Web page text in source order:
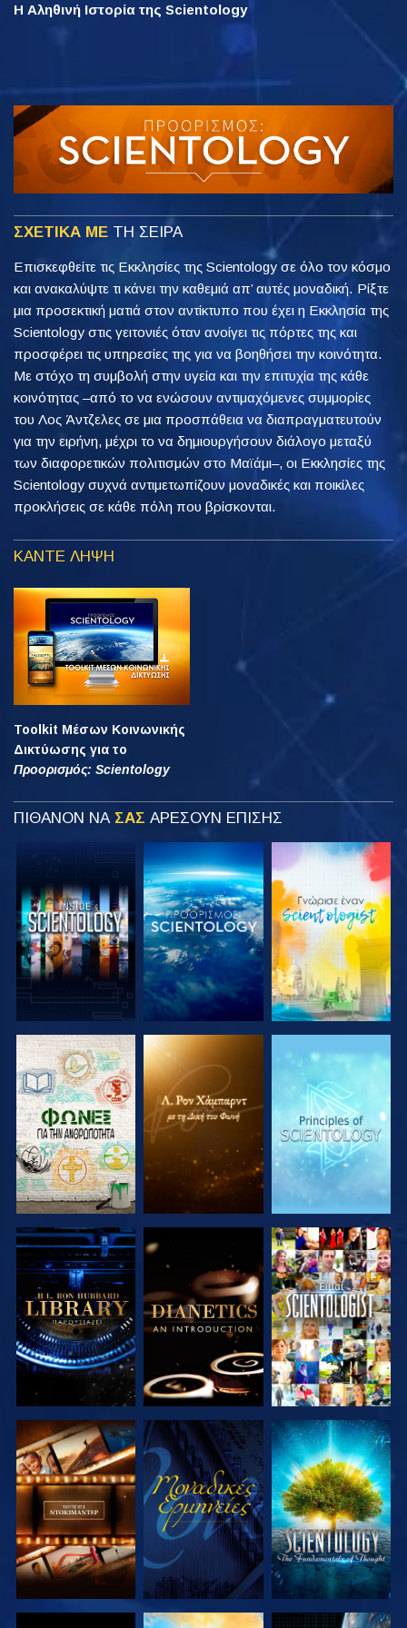
Η Αληθινή Ιστορία της Scientology
ΣΧΕΤΙΚΑ ΜΕ ΤΗ ΣΕΙΡΑ
Επισκεφθείτε τις Εκκλησίες της Scientology σε όλο τον κόσμο
και ανακαλύψτε τι κάνει την καθεμιά απ’ αυτές μοναδική. Ρίξτε
μια προσεκτική ματιά στον αντίκτυπο που έχει η Εκκλησία της
Scientology στις γειτονιές όταν ανοίγει τις πόρτες της και
προσφέρει τις υπηρεσίες της για να βοηθήσει την κοινότητα.
Με στόχο τη συμβολή στην υγεία και την επιτυχία της κάθε
κοινότητας –από το να ενώσουν αντιμαχόμενες συμμορίες
του Λος Άντζελες σε μια προσπάθεια να διαπραγματευτούν
για την ειρήνη, μέχρι το να δημιουργήσουν διάλογο μεταξύ
των διαφορετικών πολιτισμών στο Μαϊάμι–, οι Εκκλησίες της
Scientology συχνά αντιμετωπίζουν μοναδικές και ποικίλες
προκλήσεις σε κάθε πόλη που βρίσκονται.
ΚΑΝΤΕ ΛΗΨΗ
Toolkit Μέσων Κοινωνικής
Δικτύωσης για το
Προορισμός: Scientology
ΠΙΘΑΝΟΝ ΝΑ ΣΑΣ ΑΡΕΣΟΥΝ ΕΠΙΣΗΣ
ΕΞΕΡΕΥΝΗΣΤΕ
ΤΗ ΣΕΙΡΑ
ΕΞΕΡΕΥΝΗΣΤΕ
ΤΗ ΣΕΙΡΑ
ΕΞΕΡΕΥΝΗΣΤΕ
ΤΗ ΣΕΙΡΑ
ΕΞΕΡΕΥΝΗΣΤΕ
ΤΗ ΣΕΙΡΑ
ΕΞΕΡΕΥΝΗΣΤΕ
ΤΗ ΣΕΙΡΑ
ΠΑΡΑΚΟΛΟΥΘΗΣΤΕ
ΕΞΕΡΕΥΝΗΣΤΕ
ΤΗ ΣΕΙΡΑ
ΠΑΡΑΚΟΛΟΥΘΗΣΤΕ
ΕΞΕΡΕΥΝΗΣΤΕ
ΤΗ ΣΕΙΡΑ